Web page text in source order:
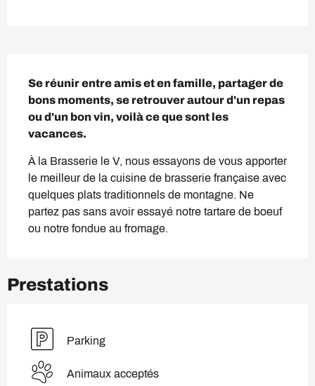
Se réunir entre amis et en famille, partager de
bons moments, se retrouver autour d'un repas
ou d'un bon vin, voilà ce que sont les
vacances.
À la Brasserie le V, nous essayons de vous apporter
le meilleur de la cuisine de brasserie française avec
quelques plats traditionnels de montagne. Ne
partez pas sans avoir essayé notre tartare de boeuf
ou notre fondue au fromage.
Prestations
Parking
Animaux acceptés